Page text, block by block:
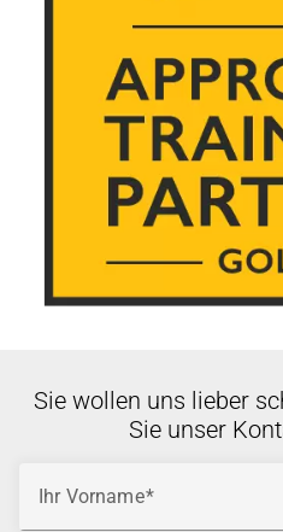
Sie wollen uns lieber
Sie unser
Ihr Vorname